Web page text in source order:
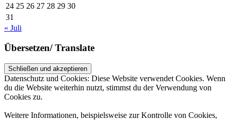
24 25 26 27 28 29 30
31
« Juli
Übersetzen/ Translate
Datenschutz und Cookies: Diese Website verwendet Cookies. Wenn
du die Website weiterhin nutzt, stimmst du der Verwendung von
Cookies zu.
Weitere Informationen, beispielsweise zur Kontrolle von Cookies,